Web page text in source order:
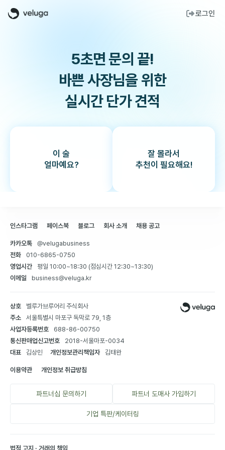
로그인
5초면 문의 끝!
바쁜 사장님을 위한
실시간 단가 견적
이 술
얼마예요?
잘 몰라서
추천이 필요해요!
인스타그램 페이스북 블로그 회사 소개 채용 공고
카카오톡
@velugabusiness
전화
010-6865-0750
영업시간
평일 10:00~18:30 (점심시간 12:30~13:30)
이메일
business@veluga.kr
상호
벨루가브루어리 주식회사
주소
서울특별시 마포구 독막로 79, 1층
사업자등록번호
688-86-00750
통신판매업신고번호
2018-서울마포-0034
대표
김상민 개인정보관리책임자 김태완
이용약관 개인정보 취급방침
파트너십 문의하기 파트너 도매사 가입하기
기업 특판/케이터링
법적 고지 · 거래의 책임